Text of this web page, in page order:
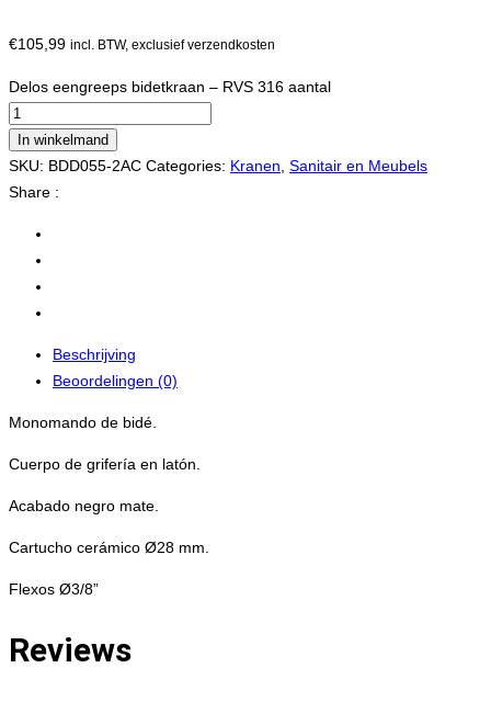
€105,99 incl. BTW, exclusief verzendkosten
Delos eengreeps bidetkraan – RVS 316 aantal
In winkelmand
SKU: BDD055-2AC Categories: Kranen, Sanitair en Meubels
Share :
Beschrijving
Beoordelingen (0)
Monomando de bidé.
Cuerpo de grifería en latón.
Acabado negro mate.
Cartucho cerámico Ø28 mm.
Flexos Ø3/8”
Reviews